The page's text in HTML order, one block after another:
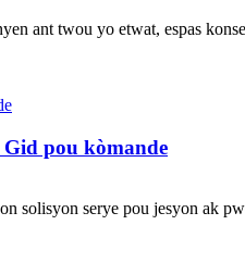
ant twou yo etwat, espas
pou kòmande
solisyon serye pou jesyon ak